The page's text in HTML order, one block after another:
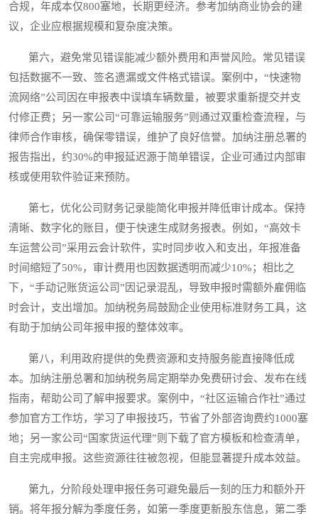
合规，年成本仅800塞地，长期更经济。参考加纳商业协会的建
议，企业应根据规模和复杂度决策。
第六，避免常见错误能减少额外费用和声誉风险。常见错误
包括数据不一致、签名遗漏或文件格式错误。案例中，“快速物
流网络”公司因在申报表中误填车辆数量，被要求重新提交并支
付修正费；另一家公司“可靠运输服务”则通过双重检查流程，与
律师合作审核，确保零错误，维护了良好信誉。加纳注册总署的
报告指出，约30%的申报延迟源于简单错误，企业可通过内部审
核或使用软件验证来预防。
第七，优化公司财务记录能简化申报并降低审计成本。保持
清晰、数字化的账目，便于快速生成财务报表。例如，“高效卡
车运营公司”采用云会计软件，实时同步收入和支出，年报准备
时间缩短了50%，审计费用也因数据透明而减少10%；相比之
下，“手动记账货运公司”因记录混乱，导致申报时需额外雇佣临
时会计，支出增加。加纳税务局鼓励企业使用标准财务工具，这
有助于加纳公司年报申报的整体效率。
第八，利用政府提供的免费资源和支持服务能直接降低成
本。加纳注册总署和加纳税务局定期举办免费研讨会、发布在线
指南，帮助公司了解申报要求。案例中，“社区运输合作社”通过
参加官方工作坊，学习了申报技巧，节省了外部咨询费约1000塞
地；另一家公司“国家货运代理”则下载了官方模板和检查清单，
自主完成申报。这些资源往往被忽视，但能显著提升成本效益。
第九，分阶段处理申报任务可避免最后一刻的压力和额外开
销。将年报分解为季度任务，如第一季度更新股东信息，第二季